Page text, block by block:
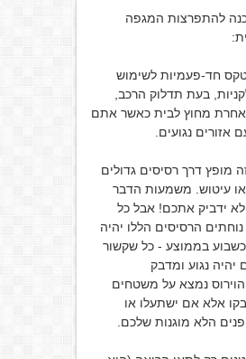
להתפרצות המגפה
חד-פעמיות לשימוש
בעת תדלוק הרכב,
אחרת מחוץ לבית כאשר אתם
אזורים נגועים.
מופץ דרך רסיסים גדולים
או עיטוש. משמעות הדבר
לא ידביק אתכם! אבל כל
הרסיסים הללו יהיה
בממוצע - כל שקשור
יהיה נגוע ומדבק
הוירוס נמצא על משטחים
אלא אם ישתעלו או
הלא מוגנות שלכם.